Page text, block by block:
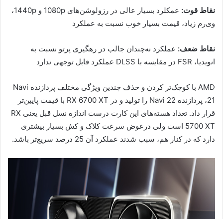
نقاط قوت:
عمکلرد بسیار عالی در رزولوشن‌های 1080p و 1440p،
وی‌رم زیاد، قیمت بسیار خوب نسبت به عملکرد
نقاط ضعف: عملکرد نه‌چندان جالب در رهگیری پرتو نسبت به
انویدیا، FSR در مقایسه با DLSS عملکرد قابل توجهی ندارد
AMD با کوچک‌تر کردن و حذف چندین ویژگی مختلف پردازنده Navi
21، پردازنده Navi 22 را تولید و در RX 6700 XT با قیمت پایین‌تر
قرار داد. تعداد هسته‌های این کارت درست اندازه نسل قبل یعنی RX
5700 XT است ولی درعوض سرعت کلاک و کش بسیار بیشتری
دارد که در کنار هم، سبب شدند عملکرد آن 25 درصد سریع‌تر باشد.